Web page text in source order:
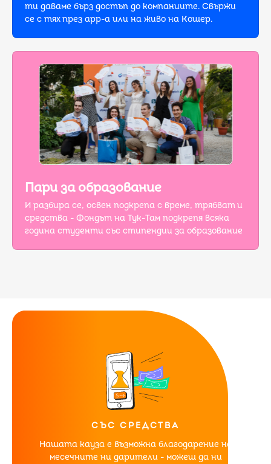
ти даваме бърз достъп дo компаниите. Свържи
се с тях през app-a или на живо на Кошер.
Пари за образование
И разбира се, освен подкрепа с време, трябват и
средства - Фондът на Тук-Там подкрепя всяка
година студенти със стипендии за образование
СЪС СРЕДСТВА
Нашата кауза е възможна благодарение на
месечните ни дарители - можеш да ни